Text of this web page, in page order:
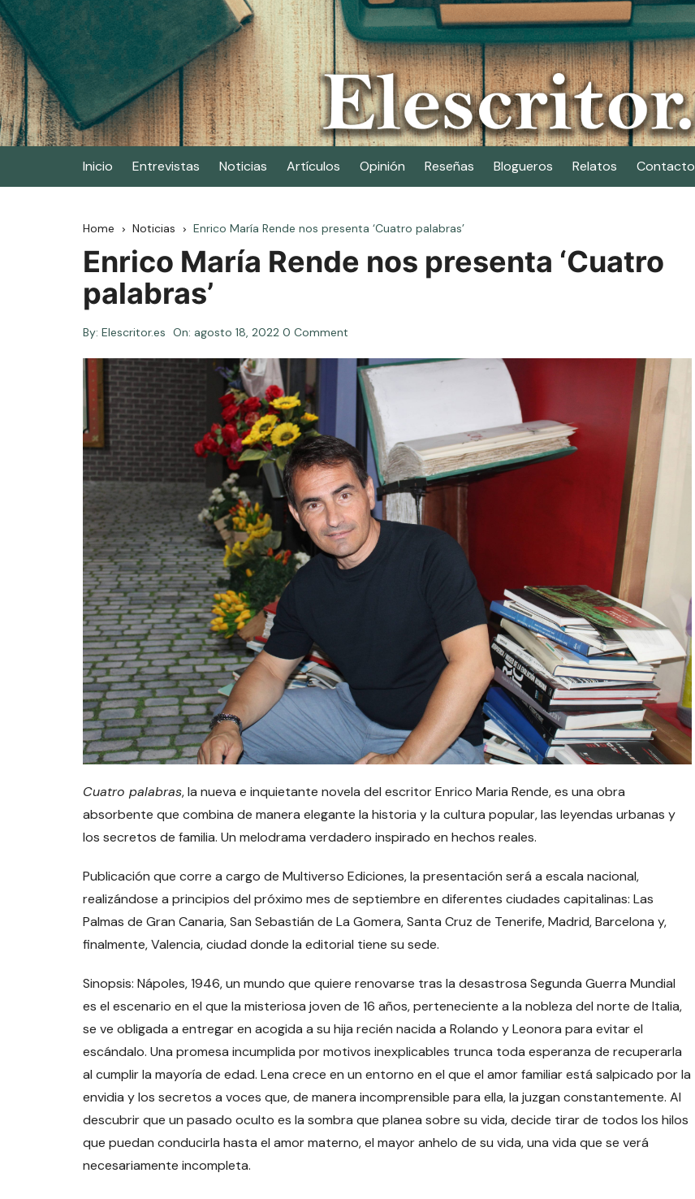
Skip
to
content
Elescritor.es
El periódico digital de los escritores
Inicio Entrevistas Noticias Artículos Opinión Reseñas Blogueros Relatos Contacto
Home Noticias Enrico María Rende nos presenta ‘Cuatro palabras’
Enrico María Rende nos presenta ‘Cuatro
palabras’
By: Elescritor.es On: agosto 18, 2022 0 Comment
Cuatro palabras, la nueva e inquietante novela del escritor Enrico Maria Rende, es una obra
absorbente que combina de manera elegante la historia y la cultura popular, las leyendas urbanas y
los secretos de familia. Un melodrama verdadero inspirado en hechos reales.
Publicación que corre a cargo de Multiverso Ediciones, la presentación será a escala nacional,
realizándose a principios del próximo mes de septiembre en diferentes ciudades capitalinas: Las
Palmas de Gran Canaria, San Sebastián de La Gomera, Santa Cruz de Tenerife, Madrid, Barcelona y,
finalmente, Valencia, ciudad donde la editorial tiene su sede.
Sinopsis: Nápoles, 1946, un mundo que quiere renovarse tras la desastrosa Segunda Guerra Mundial
es el escenario en el que la misteriosa joven de 16 años, perteneciente a la nobleza del norte de Italia,
se ve obligada a entregar en acogida a su hija recién nacida a Rolando y Leonora para evitar el
escándalo. Una promesa incumplida por motivos inexplicables trunca toda esperanza de recuperarla
al cumplir la mayoría de edad. Lena crece en un entorno en el que el amor familiar está salpicado por la
envidia y los secretos a voces que, de manera incomprensible para ella, la juzgan constantemente. Al
descubrir que un pasado oculto es la sombra que planea sobre su vida, decide tirar de todos los hilos
que puedan conducirla hasta el amor materno, el mayor anhelo de su vida, una vida que se verá
necesariamente incompleta.